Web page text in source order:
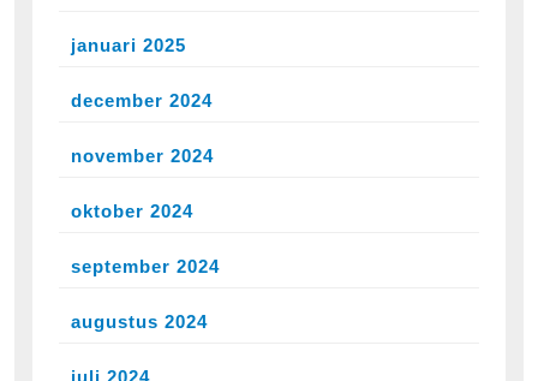
januari 2025
december 2024
november 2024
oktober 2024
september 2024
augustus 2024